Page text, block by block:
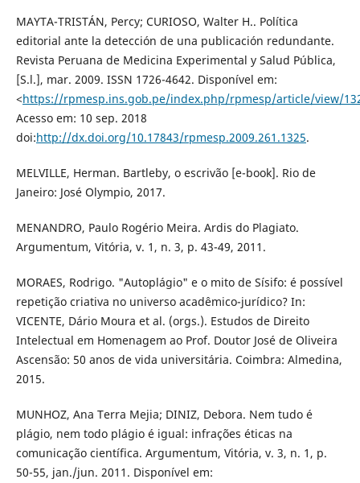
MAYTA-TRISTÁN, Percy; CURIOSO, Walter H.. Política
editorial ante la detección de una publicación redundante.
Revista Peruana de Medicina Experimental y Salud Pública,
[S.l.], mar. 2009. ISSN 1726-4642. Disponível em:
<https://rpmesp.ins.gob.pe/index.php/rpmesp/article/view/
Acesso em: 10 sep. 2018
doi:http://dx.doi.org/10.17843/rpmesp.2009.261.1325.
MELVILLE, Herman. Bartleby, o escrivão [e-book]. Rio de
Janeiro: José Olympio, 2017.
MENANDRO, Paulo Rogério Meira. Ardis do Plagiato.
Argumentum, Vitória, v. 1, n. 3, p. 43-49, 2011.
MORAES, Rodrigo. "Autoplágio" e o mito de Sísifo: é possível
repetição criativa no universo acadêmico-jurídico? In:
VICENTE, Dário Moura et al. (orgs.). Estudos de Direito
Intelectual em Homenagem ao Prof. Doutor José de Oliveira
Ascensão: 50 anos de vida universitária. Coimbra: Almedina,
2015.
MUNHOZ, Ana Terra Mejia; DINIZ, Debora. Nem tudo é
plágio, nem todo plágio é igual: infrações éticas na
comunicação científica. Argumentum, Vitória, v. 3, n. 1, p.
50-55, jan./jun. 2011. Disponível em: